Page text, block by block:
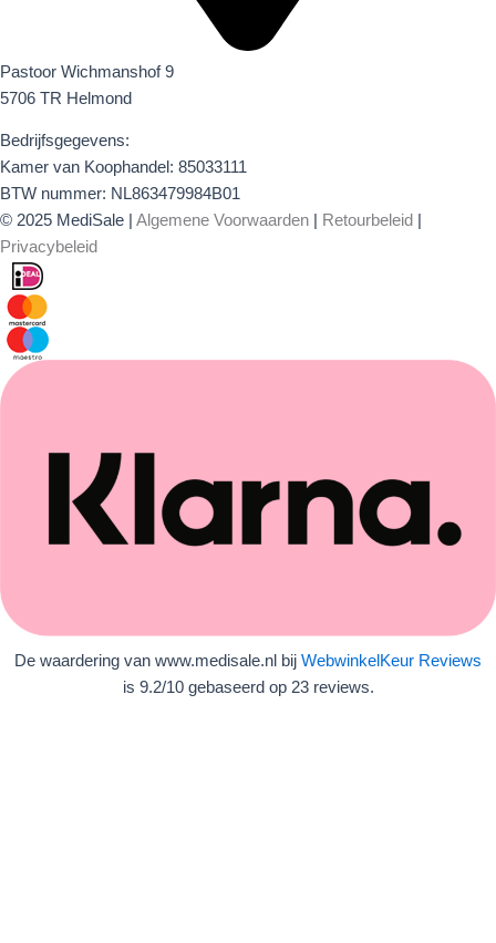
Pastoor Wichmanshof 9
5706 TR Helmond
Bedrijfsgegevens:
Kamer van Koophandel: 85033111
BTW nummer: NL863479984B01
© 2025 MediSale | Algemene Voorwaarden Retourbeleid
Privacybeleid
De waardering van www.medisale.nl bij WebwinkelKeur Reviews
is 9.2/10 gebaseerd op 23 reviews.